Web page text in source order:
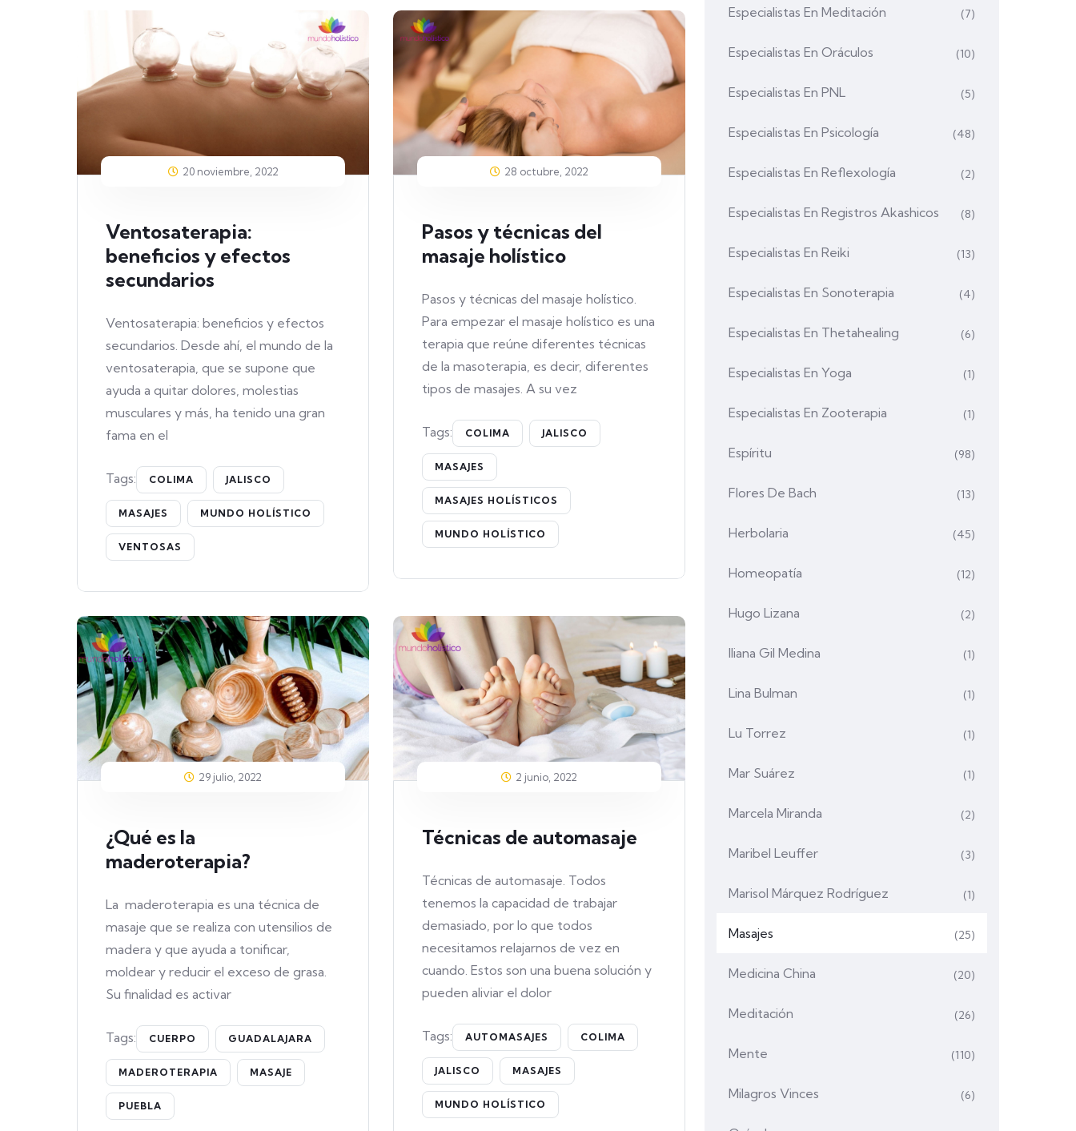
20 noviembre, 2022
Ventosaterapia:
beneficios y efectos
secundarios
Ventosaterapia: beneficios y efectos
secundarios. Desde ahí, el mundo de la
ventosaterapia, que se supone que
ayuda a quitar dolores, molestias
musculares y más, ha tenido una gran
fama en el
Tags: COLIMA JALISCO
MASAJES MUNDO HOLÍSTICO
VENTOSAS
28 octubre, 2022
Pasos y técnicas del
masaje holístico
Pasos y técnicas del masaje holístico.
Para empezar el masaje holístico es una
terapia que reúne diferentes técnicas
de la masoterapia, es decir, diferentes
tipos de masajes. A su vez
Tags: COLIMA JALISCO
MASAJES
MASAJES HOLÍSTICOS
MUNDO HOLÍSTICO
29 julio, 2022
¿Qué es la
maderoterapia?
La maderoterapia es una técnica de
masaje que se realiza con utensilios de
madera y que ayuda a tonificar,
moldear y reducir el exceso de grasa.
Su finalidad es activar
Tags: CUERPO GUADALAJARA
MADEROTERAPIA MASAJE
PUEBLA
2 junio, 2022
Técnicas de automasaje
Técnicas de automasaje. Todos
tenemos la capacidad de trabajar
demasiado, por lo que todos
necesitamos relajarnos de vez en
cuando. Estos son una buena solución y
pueden aliviar el dolor
Tags: AUTOMASAJES COLIMA
JALISCO MASAJES
MUNDO HOLÍSTICO
Especialistas En Meditación (7)
Especialistas En Oráculos (10)
Especialistas En PNL (5)
Especialistas En Psicología (48)
Especialistas En Reflexología (2)
Especialistas En Registros Akashicos (8)
Especialistas En Reiki (13)
Especialistas En Sonoterapia (4)
Especialistas En Thetahealing (6)
Especialistas En Yoga (1)
Especialistas En Zooterapia (1)
Espíritu (98)
Flores De Bach (13)
Herbolaria (45)
Homeopatía (12)
Hugo Lizana (2)
Iliana Gil Medina (1)
Lina Bulman (1)
Lu Torrez (1)
Mar Suárez (1)
Marcela Miranda (2)
Maribel Leuffer (3)
Marisol Márquez Rodríguez (1)
Masajes (25)
Medicina China (20)
Meditación (26)
Mente (110)
Milagros Vinces (6)